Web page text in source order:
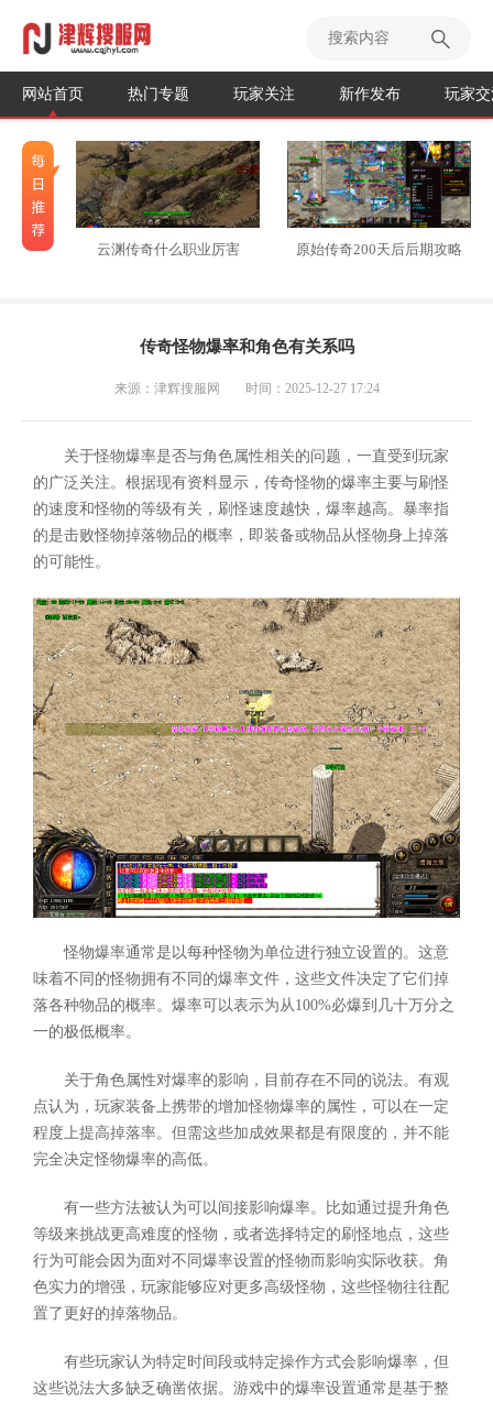
网站首页 热门专题 玩家关注 新作发布 玩家
云渊传奇什么职业厉害 原始传奇200天后后期攻略
传奇怪物爆率和角色有关系吗
来源：津辉搜服网 时间：2025-12-27 17:24
关于怪物爆率是否与角色属性相关的问题，一直受到玩家
的广泛关注。根据现有资料显示，传奇怪物的爆率主要与刷怪
的速度和怪物的等级有关，刷怪速度越快，爆率越高。暴率指
的是击败怪物掉落物品的概率，即装备或物品从怪物身上掉落
的可能性。
怪物爆率通常是以每种怪物为单位进行独立设置的。这意
味着不同的怪物拥有不同的爆率文件，这些文件决定了它们掉
落各种物品的概率。爆率可以表示为从100%必爆到几十万分之
一的极低概率。
关于角色属性对爆率的影响，目前存在不同的说法。有观
点认为，玩家装备上携带的增加怪物爆率的属性，可以在一定
程度上提高掉落率。但需这些加成效果都是有限度的，并不能
完全决定怪物爆率的高低。
有一些方法被认为可以间接影响爆率。比如通过提升角色
等级来挑战更高难度的怪物，或者选择特定的刷怪地点，这些
行为可能会因为面对不同爆率设置的怪物而影响实际收获。角
色实力的增强，玩家能够应对更多高级怪物，这些怪物往往配
置了更好的掉落物品。
有些玩家认为特定时间段或特定操作方式会影响爆率，但
这些说法大多缺乏确凿依据。游戏中的爆率设置通常是基于整